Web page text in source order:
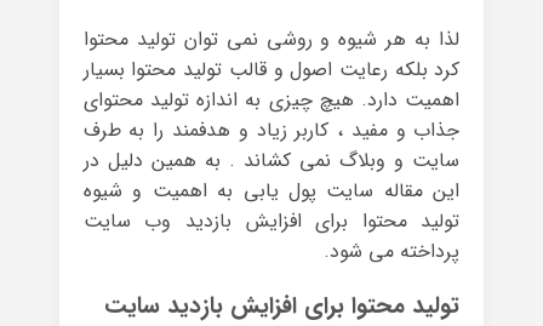
لذا به هر شیوه و روشی نمی توان تولید محتوا
کرد بلکه رعایت اصول و قالب تولید محتوا بسیار
اهمیت دارد. هیچ چیزی به اندازه تولید محتوای
جذاب و مفید ، کاربر زیاد و هدفمند را به طرف
سایت و وبلاگ نمی کشاند . به همین دلیل در
این مقاله سایت پول یابی به اهمیت و شیوه
تولید محتوا برای افزایش بازدید وب سایت
پرداخته می شود.
تولید محتوا برای افزایش بازدید سایت